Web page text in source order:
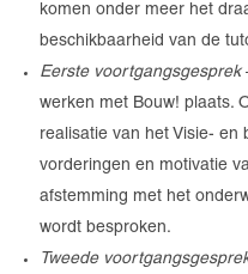
komen onder meer het
beschikbaarheid van de
Eerste voortgangsgesprek
werken met Bouw! plaats.
realisatie van het Visie- en
vorderingen en motivatie
afstemming met het
wordt besproken.
Tweede